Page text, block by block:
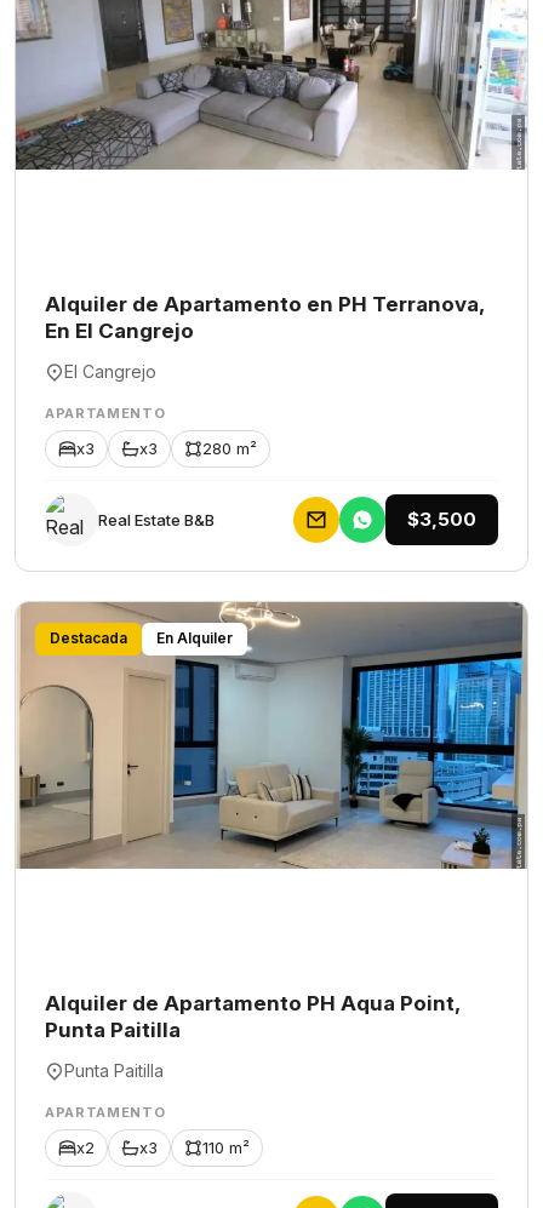
Alquiler de Apartamento en PH Terranova,
En El Cangrejo
El Cangrejo
APARTAMENTO
x3 x3 280 m²
Rеаl Еstаtе В&В $3,500
Destacada En Alquiler
Alquiler de Apartamento PH Aqua Point,
Punta Paitilla
Punta Paitilla
APARTAMENTO
x2 x3 110 m²